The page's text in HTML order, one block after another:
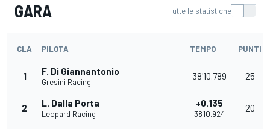
GARA Tutte le statistiche
CLA PILOTA TEMPO PUNTI
1 F. Di Giannantonio
Gresini Racing
38'10.789 25
2 L. Dalla Porta
Leopard Racing
+0.135
38'10.924
20